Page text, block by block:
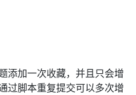
添加一次收藏，并且只会增
过脚本重复提交可以多次增